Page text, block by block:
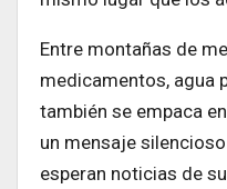
Entre montañas de
medicamentos, agua
también se empaca
un mensaje
esperan noticias de